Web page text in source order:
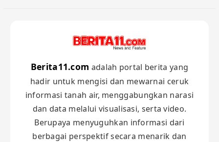
Berita11.com adalah portal berita yang
hadir untuk mengisi dan mewarnai ceruk
informasi tanah air, menggabungkan narasi
dan data melalui visualisasi, serta video.
Berupaya menyuguhkan informasi dari
berbagai perspektif secara menarik dan